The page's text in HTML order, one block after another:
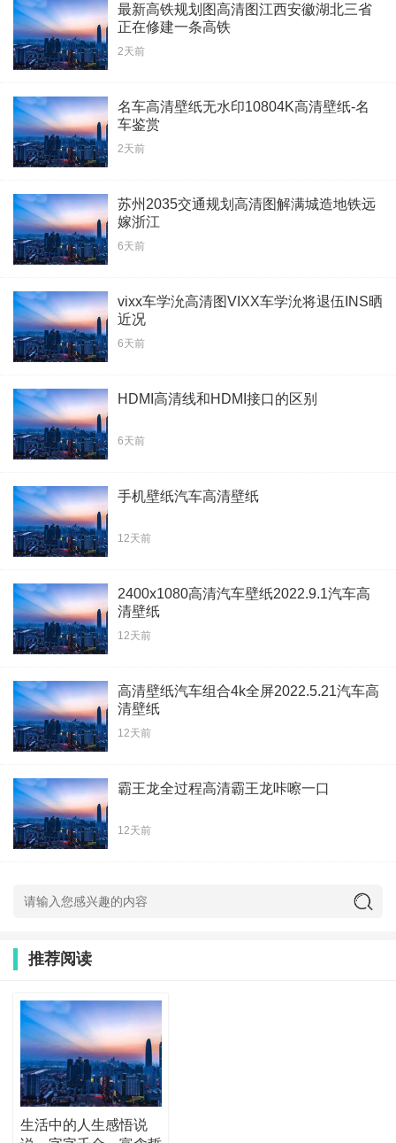
最新高铁规划图高清图江西安徽湖北三省
正在修建一条高铁
2天前
名车高清壁纸无水印10804K高清壁纸-名
车鉴赏
2天前
苏州2035交通规划高清图解满城造地铁远
嫁浙江
6天前
vixx车学沇高清图VIXX车学沇将退伍INS晒
近况
6天前
HDMI高清线和HDMI接口的区别
6天前
手机壁纸汽车高清壁纸
12天前
2400x1080高清汽车壁纸2022.9.1汽车高
清壁纸
12天前
高清壁纸汽车组合4k全屏2022.5.21汽车高
清壁纸
12天前
霸王龙全过程高清霸王龙咔嚓一口
12天前
推荐阅读
生活中的人生感悟说